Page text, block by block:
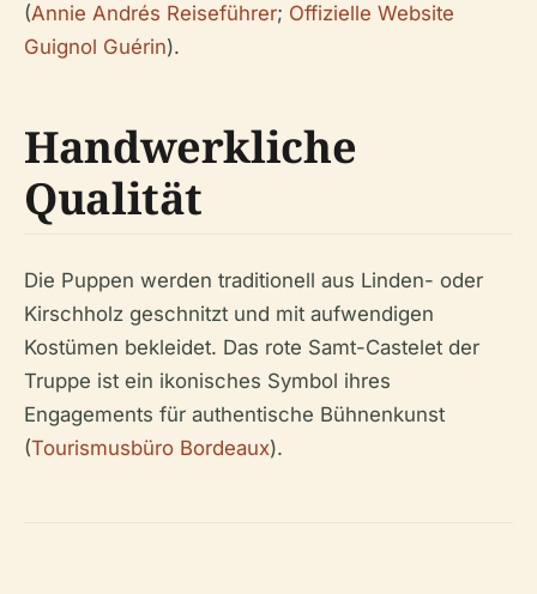
(Annie Andrés Reiseführer; Offizielle Website
Guignol Guérin).
Handwerkliche
Qualität
Die Puppen werden traditionell aus Linden- oder
Kirschholz geschnitzt und mit aufwendigen
Kostümen bekleidet. Das rote Samt-Castelet der
Truppe ist ein ikonisches Symbol ihres
Engagements für authentische Bühnenkunst
(Tourismusbüro Bordeaux).